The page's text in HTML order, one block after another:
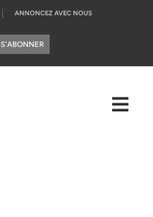
ANNONCEZ AVEC NOUS
S'ABONNER